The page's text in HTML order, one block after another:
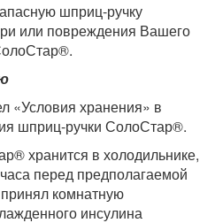
шприц-ручку
или повреждения Вашего
«Условия хранения» в
шприц-ручки СолоСтар®.
хранится в холодильнике,
перед предполагаемой
комнатную
инсулина